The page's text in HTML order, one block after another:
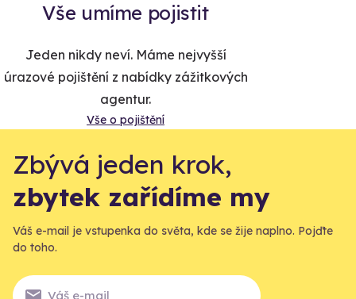
Vše umíme pojistit
Jeden nikdy neví. Máme nejvyšší
úrazové pojištění z nabídky zážitkových
agentur.
Vše o pojištění
Zbývá jeden krok,
zbytek zařídíme my
Váš e-mail je vstupenka do světa, kde se žije naplno. Pojďte
do toho.